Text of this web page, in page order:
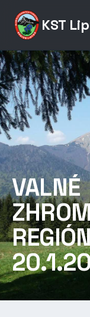
KST
VALNÉ